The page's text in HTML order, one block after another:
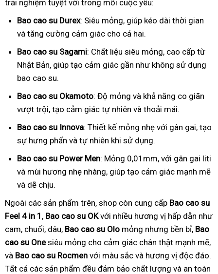
trải nghiệm tuyệt vời trong mỗi cuộc yêu:
Bao cao su Durex: Siêu mỏng, giúp kéo dài thời gian
và tăng cường cảm giác cho cả hai.
Bao cao su Sagami: Chất liệu siêu mỏng, cao cấp từ
Nhật Bản, giúp tạo cảm giác gần như không sử dụng
bao cao su.
Bao cao su Okamoto: Độ mỏng và khả năng co giãn
vượt trội, tạo cảm giác tự nhiên và thoải mái.
Bao cao su Innova: Thiết kế mỏng nhẹ với gân gai, tạo
sự hưng phấn và tự nhiên khi sử dụng.
Bao cao su Power Men: Mỏng 0,01mm, với gân gai liti
và mùi hương nhẹ nhàng, giúp tạo cảm giác mạnh mẽ
và dễ chịu.
Ngoài các sản phẩm trên, shop còn cung cấp Bao cao su
Feel 4 in 1 , Bao cao su OKvới nhiều hương vị hấp dẫn như
cam, chuối, dâu, Bao cao su Olo mỏng nhưng bền bỉ, Bao
cao su Onesiêu mỏng cho cảm giác chân thật mạnh mẽ,
và Bao cao su Rocmen với màu sắc và hương vị độc đáo.
Tất cả các sản phẩm đều đảm bảo chất lượng và an toàn